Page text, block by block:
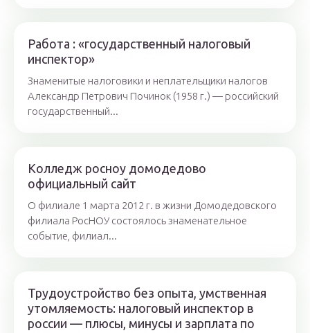
Работа : «государственный налоговый
инспектор»
Знаменитые налоговики и неплательщики налогов
Александр Петрович Починок (1958 г.) — российский
государственный...
Колледж росноу домодедово
официальный сайт
О филиале 1 марта 2012 г. в жизни Домодедовского
филиала РосНОУ состоялось знаменательное
событие, филиал...
Трудоустройство без опыта, умственная
утомляемость: налоговый инспектор в
россии — плюсы, минусы и зарплата по